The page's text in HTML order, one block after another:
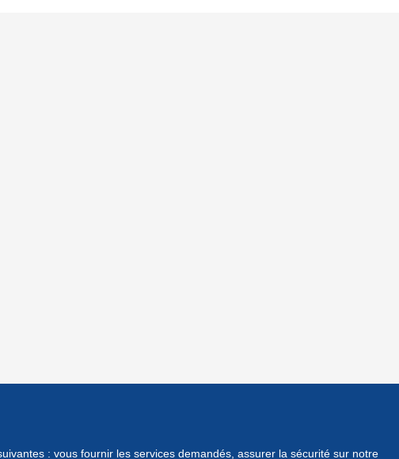
: vous fournir les services demandés, assurer la sécurité sur notre